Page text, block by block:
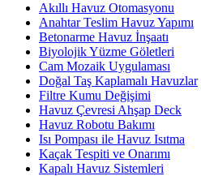
Akıllı Havuz Otomasyonu
Anahtar Teslim Havuz Yapımı
Betonarme Havuz İnşaatı
Biyolojik Yüzme Göletleri
Cam Mozaik Uygulaması
Doğal Taş Kaplamalı Havuzlar
Filtre Kumu Değişimi
Havuz Çevresi Ahşap Deck
Havuz Robotu Bakımı
Isı Pompası ile Havuz Isıtma
Kaçak Tespiti ve Onarımı
Kapalı Havuz Sistemleri